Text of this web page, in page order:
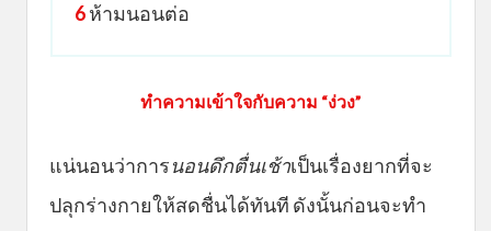
6ห้ามนอนต่อ
ทำความเข้าใจกับความ “ง่วง”
แน่นอนว่าการนอนดึกตื่นเช้าเป็นเรื่องยากที่จะ
ปลุกร่างกายให้สดชื่นได้ทันที ดังนั้นก่อนจะทำ